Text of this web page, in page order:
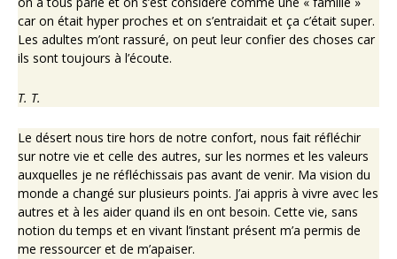
car on était hyper proches et on s’entraidait et ça c’était super.
Les adultes m’ont rassuré, on peut leur confier des choses car
ils sont toujours à l’écoute.
T. T.
Le désert nous tire hors de notre confort, nous fait réfléchir
sur notre vie et celle des autres, sur les normes et les valeurs
auxquelles je ne réfléchissais pas avant de venir. Ma vision du
monde a changé sur plusieurs points. J’ai appris à vivre avec les
autres et à les aider quand ils en ont besoin. Cette vie, sans
notion du temps et en vivant l’instant présent m’a permis de
me ressourcer et de m’apaiser.